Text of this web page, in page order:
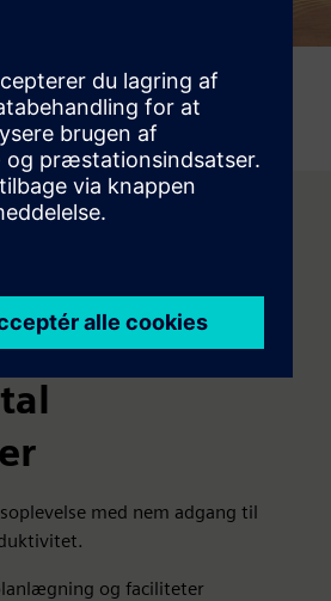
med nem adgang til
og faciliteter